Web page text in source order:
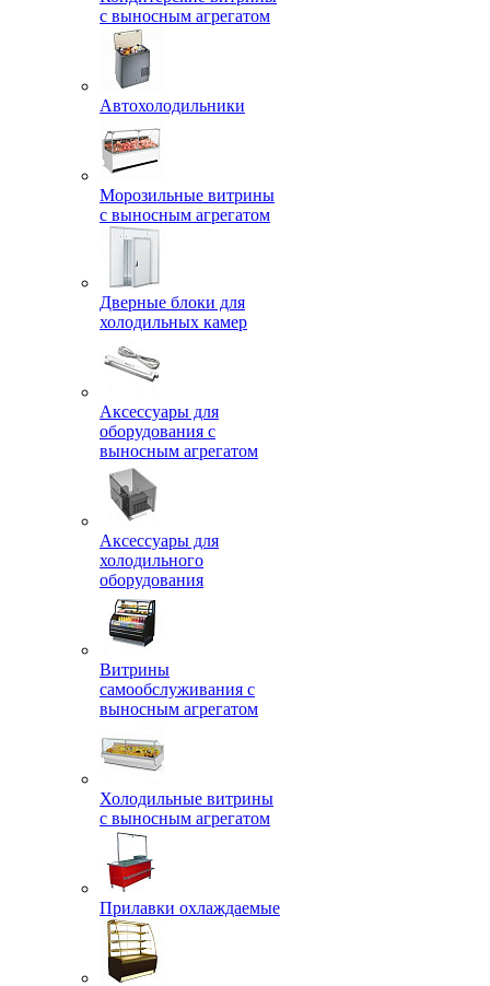
с выносным агрегатом
Автохолодильники
Морозильные витрины
с выносным агрегатом
Дверные блоки для
холодильных камер
Аксессуары для
оборудования с
выносным агрегатом
Аксессуары для
холодильного
оборудования
Витрины
самообслуживания с
выносным агрегатом
Холодильные витрины
с выносным агрегатом
Прилавки охлаждаемые